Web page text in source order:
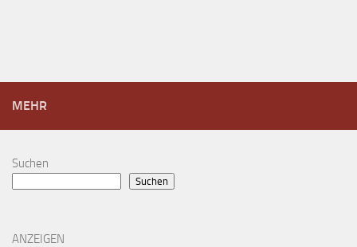
MEHR
Suchen
Suchen
ANZEIGEN